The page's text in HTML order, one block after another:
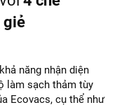
giẻ
năng nhận diện
làm sạch thảm tùy
Ecovacs, cụ thể như